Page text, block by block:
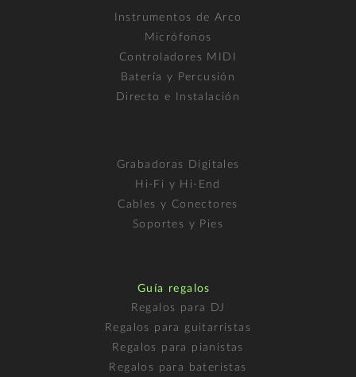
Instrumentos de Arco
Micrófonos
Controladores MIDI
Batería y Percusión
Directo e Instalación
Grabadoras Digitales
Hi-Fi y Hi-End
Cables y Conectores
Soportes y Pies
Guía regalos
Regalos para DJ
Regalos para guitarristas
Regalos para pianistas
Regalos para bateristas